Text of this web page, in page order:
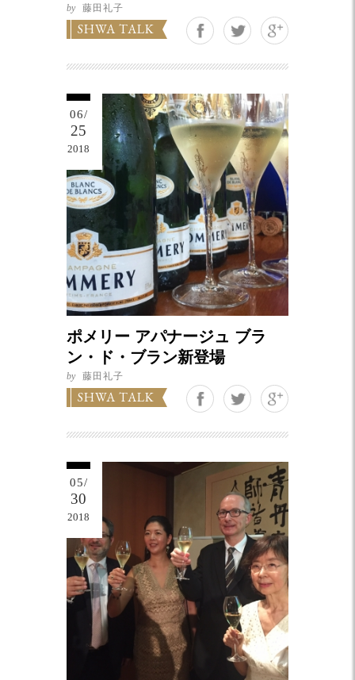
by 藤田礼子
SHWA TALK
06/
25
2018
ポメリー アパナージュ ブラ
ン・ド・ブラン新登場
by 藤田礼子
SHWA TALK
05/
30
2018